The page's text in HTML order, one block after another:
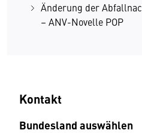
Änderung der
– ANV-Novelle POP
Kontakt
Bundesland auswählen